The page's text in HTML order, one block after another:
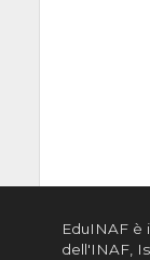
EduINAF è
dell'INAF,